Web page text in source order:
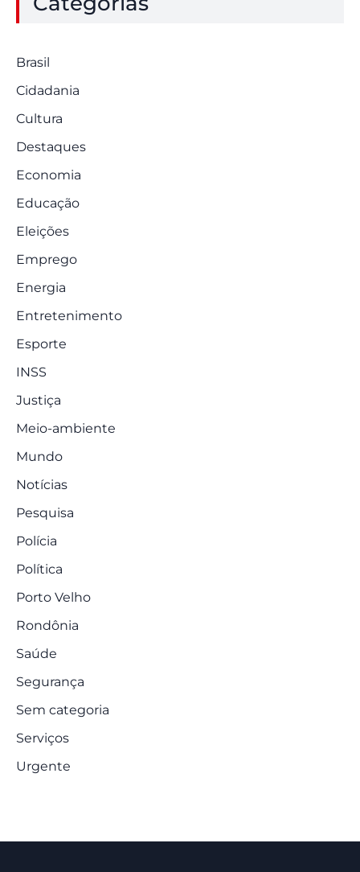
Brasil
Cidadania
Cultura
Destaques
Economia
Educação
Eleições
Emprego
Energia
Entretenimento
Esporte
INSS
Justiça
Meio-ambiente
Mundo
Notícias
Pesquisa
Polícia
Política
Porto Velho
Rondônia
Saúde
Segurança
Sem categoria
Serviços
Urgente